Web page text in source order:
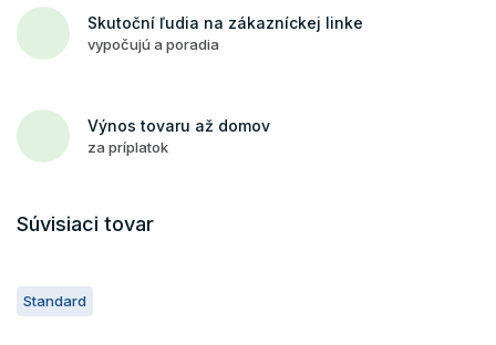
Skutoční ľudia na zákazníckej linke
vypočujú a poradia
Výnos tovaru až domov
za príplatok
Súvisiaci tovar
Standard